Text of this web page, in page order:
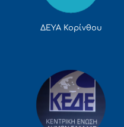
ΔΕΥΑ Κορίνθου